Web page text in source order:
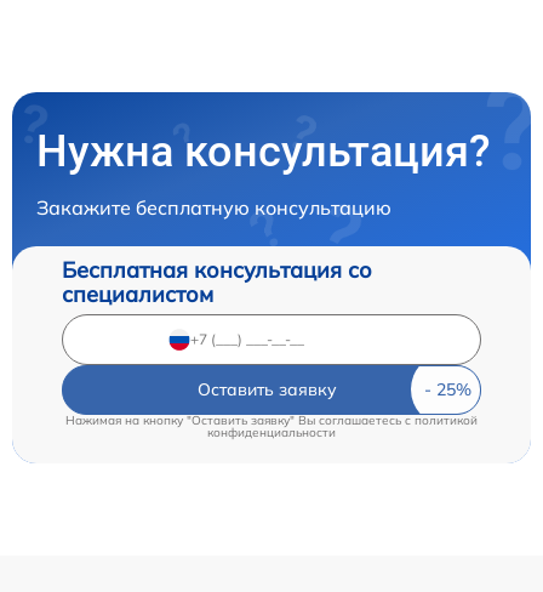
Нужна консультация?
Закажите бесплатную консультацию
Бесплатная консультация со
специалистом
Оставить заявку
Нажимая на кнопку "Оставить заявку" Вы соглашаетесь cполитикой
конфиденциальности